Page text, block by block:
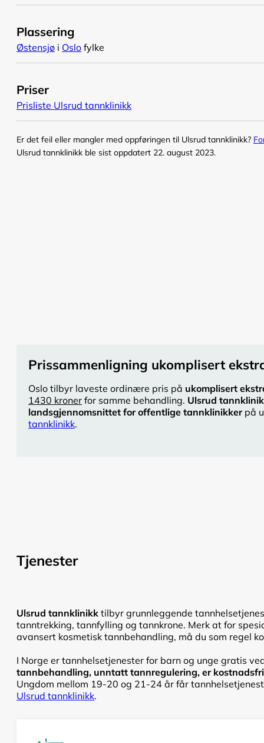
Plassering
Østensjø i Oslo fylke
Priser
Prisliste Ulsrud tannklinikk
Er det feil eller mangler med oppføringen til Ulsrud tannklinikk?
Ulsrud tannklinikk ble sist oppdatert 22. august 2023.
Prissammenligning ukomplisert
Oslo tilbyr laveste ordinære pris på ukomplisert
1430 kroner for samme behandling. Ulsrud
landsgjennomsnittet for offentlige tannklinikkerpå
tannklinikk.
Tjenester
Ulsrud tannklinikk tilbyr grunnleggende
tanntrekking, tannfylling og tannkrone. Merk at for
avansert kosmetisk tannbehandling, må du som regel
I Norge er tannhelsetjenester for barn og unge gratis
tannbehandling, unntatt tannregulering, er
Ungdom mellom 19-20 og 21-24 år får
Ulsrud tannklinikk.